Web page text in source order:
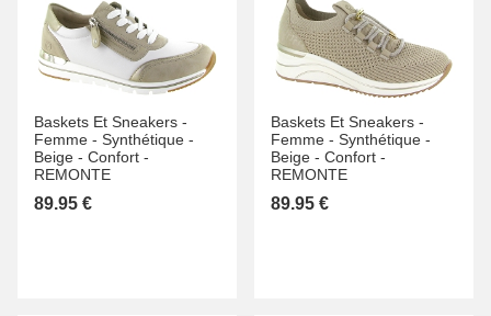
Baskets Et Sneakers -
Femme - Synthétique -
Beige - Confort -
REMONTE
89.95 €
Baskets Et Sneakers -
Femme - Synthétique -
Beige - Confort -
REMONTE
89.95 €